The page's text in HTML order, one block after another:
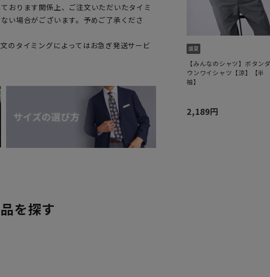
おります関係上、ご注文いただいたタイミ
い場合がございます。予めご了承くださ
のタイミングによってはお急ぎ発送サービ
【みんなのシャツ】ボタン
ウンワイシャツ【涼】【半
袖】
2,189円
を探す